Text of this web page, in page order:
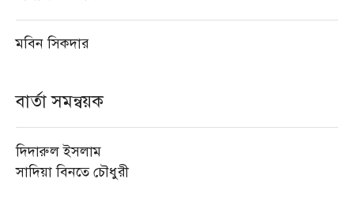
মবিন সিকদার
বার্তা সমন্বয়ক
দিদারুল ইসলাম
সাদিয়া বিনতে চৌধুরী